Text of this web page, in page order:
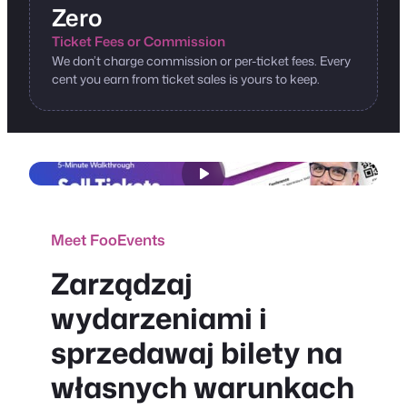
Zero
Ticket Fees or Commission
We don’t charge commission or per-ticket fees. Every
cent you earn from ticket sales is yours to keep.
Meet FooEvents
Zarządzaj
wydarzeniami i
sprzedawaj bilety na
własnych warunkach